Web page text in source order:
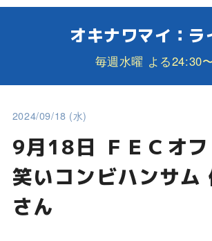
オキナワマイ：ラ
毎週水曜 よる24:30
2024/09/18 (水)
9月18日 ＦＥＣオ
笑いコンビハンサム
さん